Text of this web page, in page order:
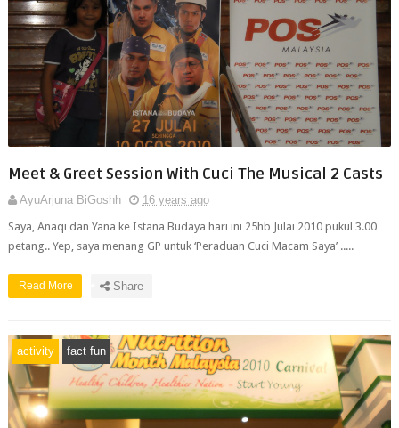
Meet & Greet Session With Cuci The Musical 2 Casts
AyuArjuna BiGoshh
16 years ago
Saya, Anaqi dan Yana ke Istana Budaya hari ini 25hb Julai 2010 pukul 3.00
petang.. Yep, saya menang GP untuk ‘Peraduan Cuci Macam Saya’ .....
Read More Share
activity fact fun